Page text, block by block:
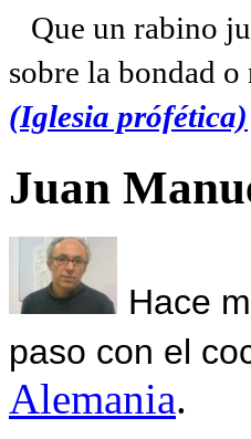
Que un rabino
sobre la bondad
(Iglesia prófética)
Juan
Hace
paso con el
Alemania.